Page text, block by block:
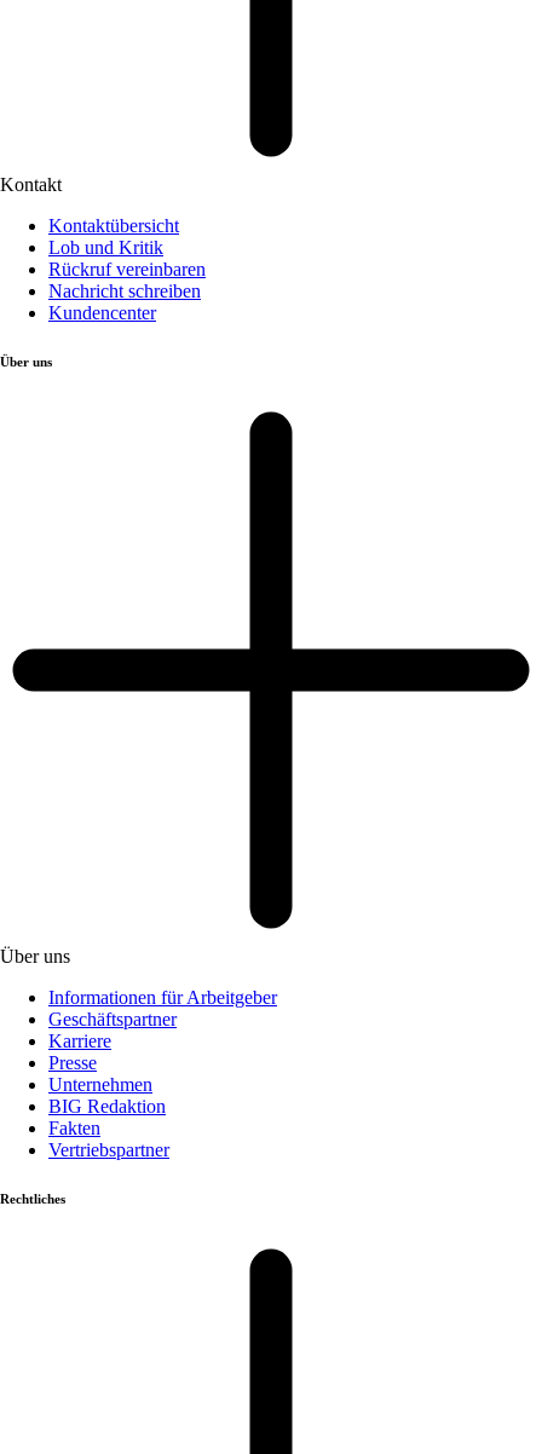
Kontakt
Kontaktübersicht
Lob und Kritik
Rückruf vereinbaren
Nachricht schreiben
Kundencenter
Über uns
Über uns
Informationen für Arbeitgeber
Geschäftspartner
Karriere
Presse
Unternehmen
BIG Redaktion
Fakten
Vertriebspartner
Rechtliches